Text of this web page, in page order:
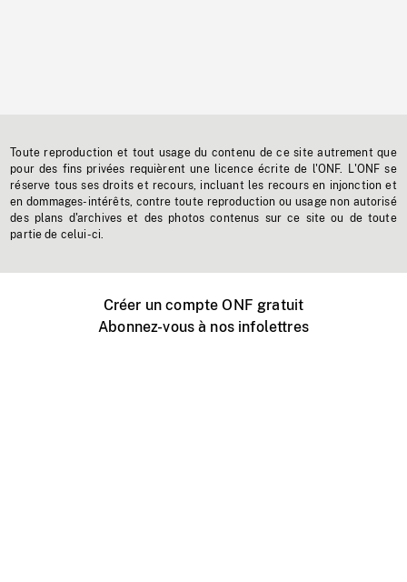
Toute reproduction et tout usage du contenu de ce site autrement que
pour des fins privées requièrent une licence écrite de l'ONF. L'ONF se
réserve tous ses droits et recours, incluant les recours en injonction et
en dommages-intérêts, contre toute reproduction ou usage non autorisé
des plans d'archives et des photos contenus sur ce site ou de toute
partie de celui-ci.
Créer un compte ONF gratuit
Abonnez-vous à nos infolettres